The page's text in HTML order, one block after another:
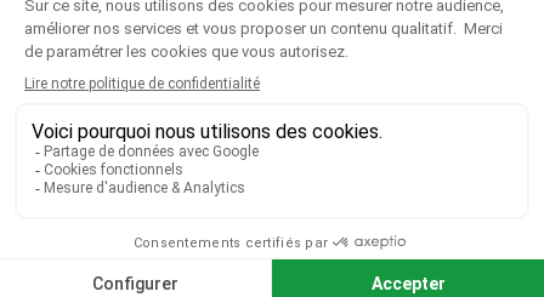
CGV|CGU |Mentions légales
Paiement sécurisé
Télécharger notre catalogue
© 2026 TOUS DROITS RÉSERVÉS MIEUX VOIR